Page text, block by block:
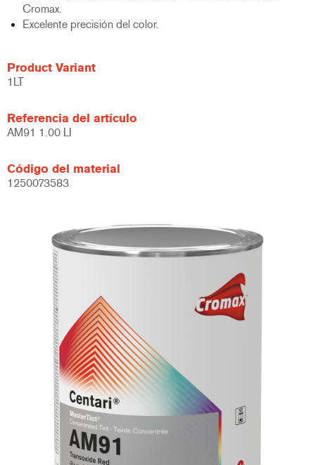
Cromax.
Excelente precisión del color.
Product Variant
1LT
Referencia del artículo
AM91 1.00 LI
Código del material
1250073583